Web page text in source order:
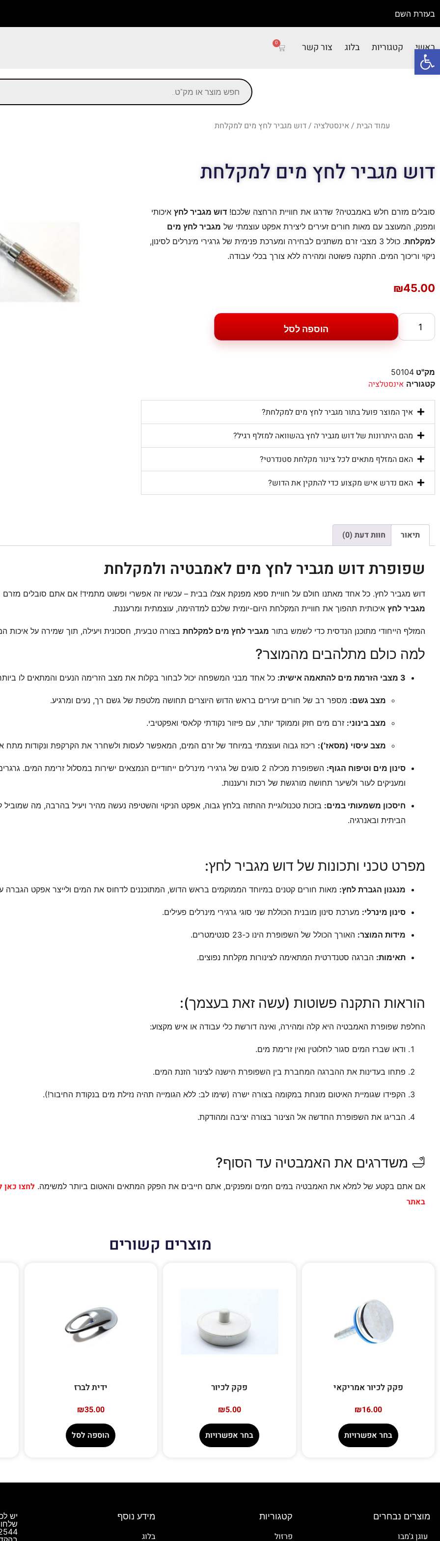
פתח סרגל נגישות
בעזרת השם
ראשי קטגוריות בלוג צור קשר 0
עמוד הבית / אינסטלציה / דוש מגביר לחץ מים למקלחת
דוש מגביר לחץ מים למקלחת
סובלים מזרם חלש באמבטיה? שדרגו את חוויית הרחצה שלכם! דוש מגביר לחץ איכותי
ומפנק, המעוצב עם מאות חורים זעירים ליצירת אפקט עוצמתי של מגביר לחץ מים
למקלחת
. כולל 3 מצבי זרם משתנים לבחירה ומערכת פנימית של גרגירי מינרלים לסינון,
ניקוי וריכוך המים. התקנה פשוטה ומהירה ללא צורך בכלי עבודה.
₪45.00
הוספה לסל
מק"ט 50104
קטגוריה אינסטלציה
איך המוצר פועל בתור מגביר לחץ מים למקלחת?
מהם היתרונות של דוש מגביר לחץ בהשוואה למזלף רגיל?
האם המזלף מתאים לכל צינור מקלחת סטנדרטי?
האם נדרש איש מקצוע כדי להתקין את הדוש?
תיאור חוות דעת (0)
שפופרת דוש מגביר לחץ מים לאמבטיה ולמקלחת
דוש מגביר לחץ. כל אחד מאתנו חולם על חוויית ספא מפנקת אצלו בבית – עכשיו זה אפשרי ופשוט מתמיד! אם אתם סובלים
מגביר לחץ איכותית תהפוך את חוויית המקלחת היום-יומית שלכם למדהימה, עוצמתית ומרעננת.
המזלף הייחודי מתוכנן הנדסית כדי לשמש בתור מגביר לחץ מים למקלחת בצורה טבעית, חסכונית ויעילה, תוך שמירה על איכות
למה כולם מתלהבים מהמוצר?
3 מצבי הזרמת מים להתאמה אישית: כל אחד מבני המשפחה יכול לבחור בקלות את מצב הזרימה הנעים והמתאים לו
מצב גשם: מספר רב של חורים זעירים בראש הדוש היוצרים תחושה מלטפת של גשם רך, נעים ומרגיע.
מצב בינוני: זרם מים חזק וממוקד יותר, עם פיזור נקודתי קלאסי ואפקטיבי.
מצב עיסוי (מסאז’): ריכוז גבוה ועוצמתי במיוחד של זרם המים, המאפשר לעסות ולשחרר את הקרקפת ונקודות מתח
סינון מים וטיפוח הגוף:
השפופרת מכילה 2 סוגים של גרגירי מינרלים ייחודיים הנמצאים ישירות במסלול זרימת המים.
ומעניקים לעור ולשיער תחושה מורגשת של רכות ורעננות.
חיסכון משמעותי במים: בזכות טכנולוגיית ההתזה בלחץ גבוה, אפקט הניקוי והשטיפה נעשה מהיר ויעיל בהרבה, מה שמוביל
הביתית ובאנרגיה.
מפרט טכני ותכונות של דוש מגביר לחץ:
מנגנון הגברת לחץ: מאות חורים קטנים במיוחד הממוקמים בראש הדוש, המתוכננים לדחוס את המים ולייצר אפקט הגברה
סינון מינרלי: מערכת סינון מובנית הכוללת שני סוגי גרגירי מינרלים פעילים.
מידות המוצר: האורך הכולל של השפופרת הינו כ-23 סנטימטרים.
תאימות: הברגה סטנדרטית המתאימה לצינורות מקלחת נפוצים.
הוראות התקנה פשוטות (עשה זאת בעצמך):
החלפת שפופרת האמבטיה היא קלה ומהירה, ואינה דורשת כלי עבודה או איש מקצוע:
ודאו שברז המים סגור לחלוטין ואין זרימת מים.
פתחו בעדינות את ההברגה המחברת בין השפופרת הישנה לצינור הזנת המים.
הקפידו שגומיית האיטום מונחת במקומה בצורה ישרה (שימו לב: ללא הגומייה תהיה נזילת מים בנקודת החיבור!).
הבריגו את השפופרת החדשה אל הצינור בצורה יציבה ומהודקת.
🛁 משדרגים את האמבטיה עד הסוף?
אם אתם בקטע של למלא את האמבטיה במים חמים ומפנקים, אתם חייבים את הפקק המתאים והאטום ביותר למשימה. לחצו
באתר
מוצרים קשורים
פקק לכיור אמריקאי
₪16.00
בחר אפשרויות
פקק לכיור
₪5.00
בחר אפשרויות
ידית לברז
₪35.00
הוספה לסל
מוצרים נבחרים
עוגן ג'מבו
קטגוריות
פרזול
מידע נוסף
בלוג
יש